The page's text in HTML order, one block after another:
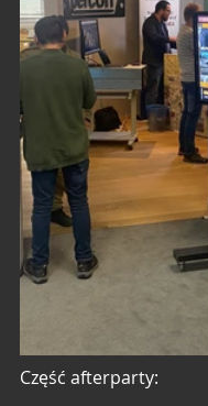
Część afterparty: